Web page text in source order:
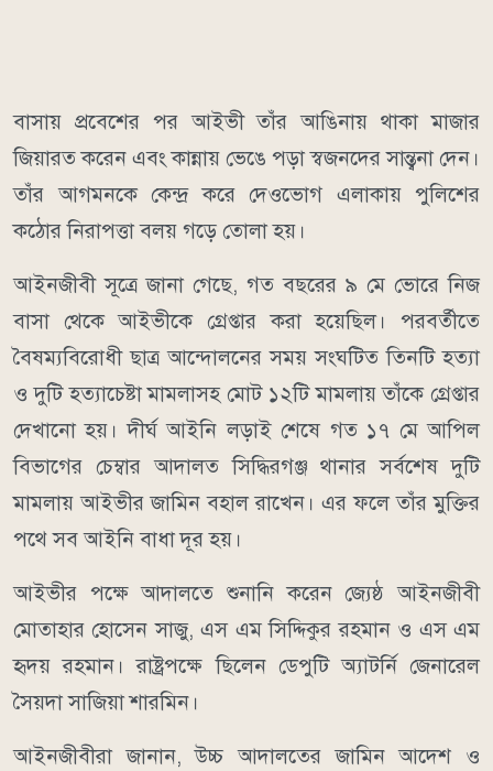
বাসায় প্রবেশের পর আইভী তাঁর আঙিনায় থাকা মাজার
জিয়ারত করেন এবং কান্নায় ভেঙে পড়া স্বজনদের সান্ত্বনা দেন।
তাঁর আগমনকে কেন্দ্র করে দেওভোগ এলাকায় পুলিশের
কঠোর নিরাপত্তা বলয় গড়ে তোলা হয়।
আইনজীবী সূত্রে জানা গেছে, গত বছরের ৯ মে ভোরে নিজ
বাসা থেকে আইভীকে গ্রেপ্তার করা হয়েছিল। পরবর্তীতে
বৈষম্যবিরোধী ছাত্র আন্দোলনের সময় সংঘটিত তিনটি হত্যা
ও দুটি হত্যাচেষ্টা মামলাসহ মোট ১২টি মামলায় তাঁকে গ্রেপ্তার
দেখানো হয়। দীর্ঘ আইনি লড়াই শেষে গত ১৭ মে আপিল
বিভাগের চেম্বার আদালত সিদ্ধিরগঞ্জ থানার সর্বশেষ দুটি
মামলায় আইভীর জামিন বহাল রাখেন। এর ফলে তাঁর মুক্তির
পথে সব আইনি বাধা দূর হয়।
আইভীর পক্ষে আদালতে শুনানি করেন জ্যেষ্ঠ আইনজীবী
মোতাহার হোসেন সাজু, এস এম সিদ্দিকুর রহমান ও এস এম
হৃদয় রহমান। রাষ্ট্রপক্ষে ছিলেন ডেপুটি অ্যাটর্নি জেনারেল
সৈয়দা সাজিয়া শারমিন।
আইনজীবীরা জানান, উচ্চ আদালতের জামিন আদেশ ও